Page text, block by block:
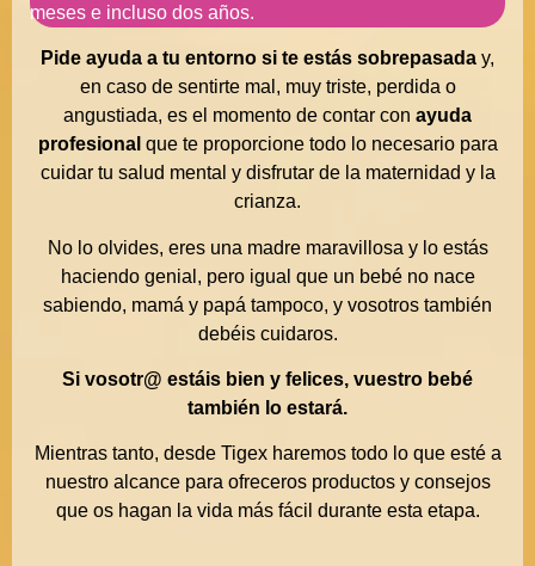
meses e incluso dos años.
Pide ayuda a tu entorno si te estás sobrepasada y,
en caso de sentirte mal, muy triste, perdida o
angustiada, es el momento de contar con ayuda
profesional que te proporcione todo lo necesario para
cuidar tu salud mental y disfrutar de la maternidad y la
crianza.
No lo olvides, eres una madre maravillosa y lo estás
haciendo genial, pero igual que un bebé no nace
sabiendo, mamá y papá tampoco, y vosotros también
debéis cuidaros.
Si vosotr@ estáis bien y felices, vuestro bebé
también lo estará.
Mientras tanto, desde Tigex haremos todo lo que esté a
nuestro alcance para ofreceros productos y consejos
que os hagan la vida más fácil durante esta etapa.